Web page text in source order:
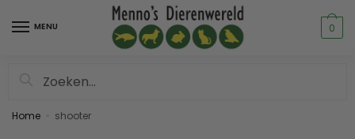
MENU 0
Home shooter